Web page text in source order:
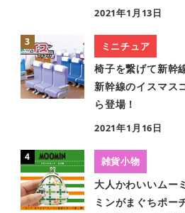
2021年1月13日
ミニチュア
椅子を繋げて新幹
新幹線のイスマス
ら登場！
2021年1月16日
雑貨小物
大人かわいいムー
ミンがまぐちポー